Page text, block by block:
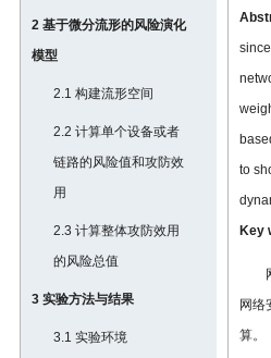
2 基于微分流形的风险演化
模型
2.1 构建流形空间
2.2 计算单个设备或者
链路的风险值和攻防效
用
2.3 计算整体攻防效用
的风险总值
3 实验方法与结果
3.1 实验环境
to
Key
网络
算。